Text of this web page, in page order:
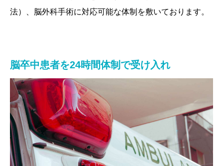
法）、脳外科手術に対応可能な体制を敷いております。
脳卒中患者を24時間体制で受け入れ